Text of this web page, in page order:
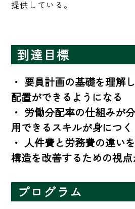
提供している。
到達目標
・ 要員計画の基礎を理解
配置ができるようになる
・ 労働分配率の仕組みが
用できるスキルが身につく
・ 人件費と労務費の違い
構造を改善するための視点
プログラム